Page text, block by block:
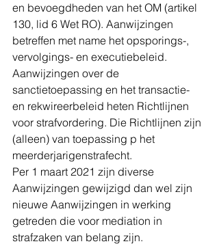
en bevoegdheden van het OM (artikel
130, lid 6 Wet RO). Aanwijzingen
betreffen met name het opsporings-,
vervolgings- en executiebeleid.
Aanwijzingen over de
sanctietoepassing en het transactie-
en rekwireerbeleid heten Richtlijnen
voor strafvordering. Die Richtlijnen zijn
(alleen) van toepassing p het
meerderjarigenstrafecht.
Per 1 maart 2021 zijn diverse
Aanwijzingen gewijzigd dan wel zijn
nieuwe Aanwijzingen in werking
getreden die voor mediation in
strafzaken van belang zijn.